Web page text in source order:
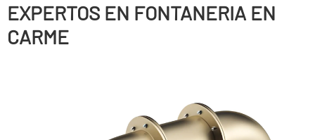
EXPERTOS EN FONTANERIA EN
CARME